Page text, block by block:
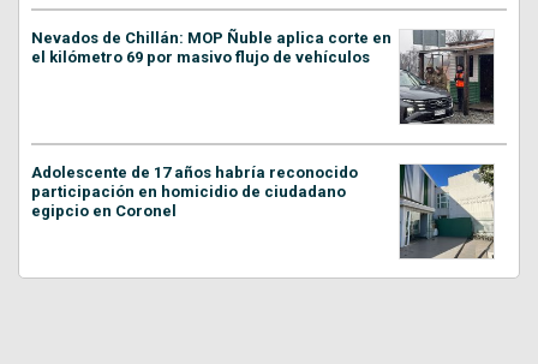
Nevados de Chillán: MOP Ñuble aplica corte en
el kilómetro 69 por masivo flujo de vehículos
Adolescente de 17 años habría reconocido
participación en homicidio de ciudadano
egipcio en Coronel